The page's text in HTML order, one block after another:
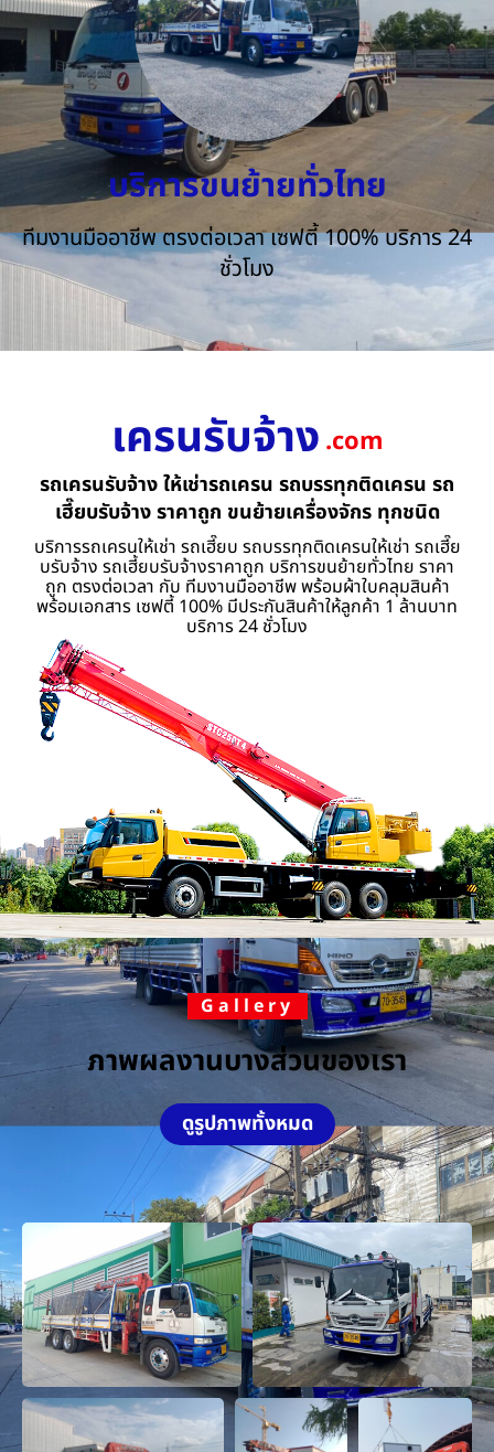
บริการขนย้ายทั่วไทย
ทีมงานมืออาชีพ ตรงต่อเวลา เซฟตี้ 100% บริการ 24
ชั่วโมง
เครนรับจ้าง .com
รถเครนรับจ้าง ให้เช่ารถเครน รถบรรทุกติดเครน รถ
เฮี๊ยบรับจ้าง ราคาถูก ขนย้ายเครื่องจักร ทุกชนิด
บริการรถเครนให้เช่า รถเฮี๊ยบ รถบรรทุกติดเครนให้เช่า รถเฮี๊ย
บรับจ้าง รถเฮี้ยบรับจ้างราคาถูก บริการขนย้ายทั่วไทย ราคา
ถูก ตรงต่อเวลา กับ ทีมงานมืออาชีพ พร้อมผ้าใบคลุมสินค้า
พร้อมเอกสาร เซฟตี้ 100% มีประกันสินค้าให้ลูกค้า 1 ล้านบาท
บริการ 24 ชั่วโมง
Gallery
ภาพผลงานบางส่วนของเรา
ดูรูปภาพทั้งหมด